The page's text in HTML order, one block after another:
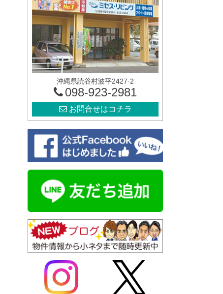
沖縄県読谷村波平2427-2
098-923-2981
お問合せはコチラ